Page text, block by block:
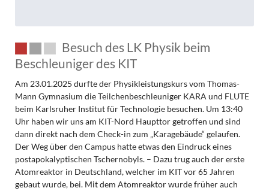
Besuch des LK Physik beim
Beschleuniger des KIT
Am 23.01.2025 durfte der Physikleistungskurs vom Thomas-
Mann Gymnasium die Teilchenbeschleuniger KARA und FLUTE
beim Karlsruher Institut für Technologie besuchen. Um 13:40
Uhr haben wir uns am KIT-Nord Haupttor getroffen und sind
dann direkt nach dem Check-in zum „Karagebäude“ gelaufen.
Der Weg über den Campus hatte etwas den Eindruck eines
postapokalyptischen Tschernobyls. – Dazu trug auch der erste
Atomreaktor in Deutschland, welcher im KIT vor 65 Jahren
gebaut wurde, bei. Mit dem Atomreaktor wurde früher auch